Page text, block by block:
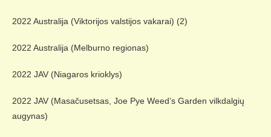
2022 Australija (Viktorijos valstijos vakarai) (2)
2022 Australija (Melburno regionas)
2022 JAV (Niagaros krioklys)
2022 JAV (Masačusetsas, Joe Pye Weed’s Garden vilkdalgių
augynas)